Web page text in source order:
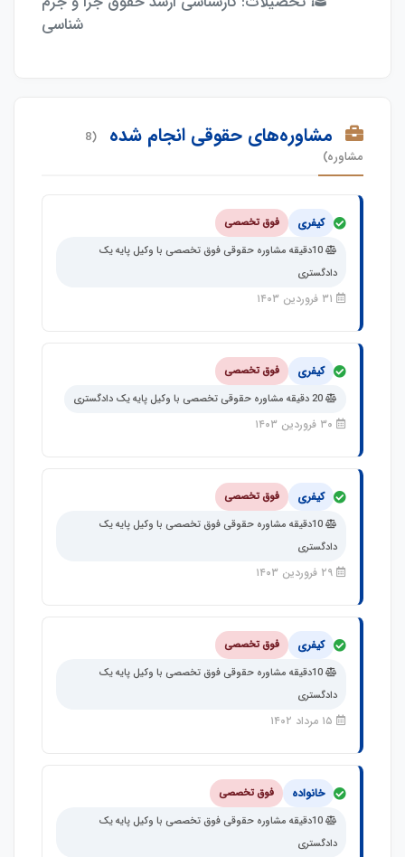
شناسی
مشاوره‌های حقوقی انجام شده
(8
مشاوره)
کیفری
فوق تخصصی
10دقیقه مشاوره حقوقی فوق تخصصی با وکیل پایه یک
دادگستری
کیفری
فوق تخصصی
کیفری
فوق تخصصی
10دقیقه مشاوره حقوقی فوق تخصصی با وکیل پایه یک
دادگستری
کیفری
فوق تخصصی
10دقیقه مشاوره حقوقی فوق تخصصی با وکیل پایه یک
دادگستری
خانواده
فوق تخصصی
10دقیقه مشاوره حقوقی فوق تخصصی با وکیل پایه یک
دادگستری